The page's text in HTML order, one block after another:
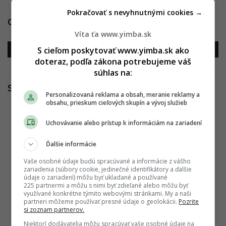
Galéria
Súvisiace články
byty v luxusných projektoch sa stávajú realitou
20.11.2024 10:30:00
Ikonický projekt zvýšil štandard. Štvrtá obytná
veža Sky Parku je dokončená, pozrite sa
dovnútra
17.06.2024 14:52:20 SIMONA SCHREINEROVÁ
Víta ťa www.yimba.sk
S cieľom poskytovať www.yimba.sk ako
doteraz, podľa zákona potrebujeme váš
súhlas na:
Personalizovaná reklama a obsah, meranie reklamy a
obsahu, prieskum cieľových skupín a vývoj služieb
Uchovávanie alebo prístup k informáciám na zariadení
Ďalšie informácie
Vaše osobné údaje budú spracúvané a informácie z vášho
zariadenia (súbory cookie, jedinečné identifikátory a ďalšie
údaje o zariadení) môžu byť ukladané a používané
225 partnermi a môžu s nimi byť zdieľané alebo môžu byť
využívané konkrétne týmito webovými stránkami. My a naši
partneri môžeme používať presné údaje o geolokácii. Pozrite
si zoznam partnerov.
Niektorí dodávatelia môžu spracúvať vaše osobné údaje na
Pokračovať s nevyhnutnými cookies →